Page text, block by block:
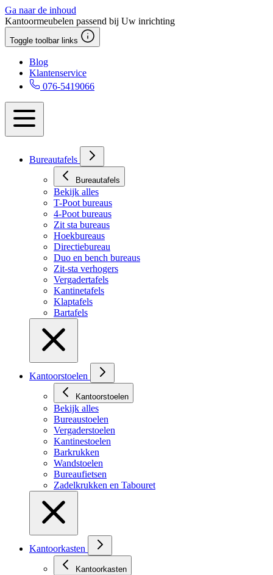
Ga naar de inhoud
Kantoormeubelen passend bij Uw inrichting
Toggle toolbar links
Blog
Klantenservice
076-5419066
Bureautafels
Bureautafels
Bekijk alles
T-Poot bureaus
4-Poot bureaus
Zit sta bureaus
Hoekbureaus
Directiebureau
Duo en bench bureaus
Zit-sta verhogers
Vergadertafels
Kantinetafels
Klaptafels
Bartafels
Kantoorstoelen
Kantoorstoelen
Bekijk alles
Bureaustoelen
Vergaderstoelen
Kantinestoelen
Barkrukken
Wandstoelen
Bureaufietsen
Zadelkrukken en Tabouret
Kantoorkasten
Kantoorkasten